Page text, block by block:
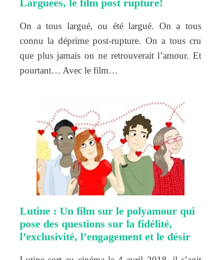
Larguées, le film post rupture!
On a tous largué, ou été largué. On a tous
connu la déprime post-rupture. On a tous cru
que plus jamais on ne retrouverait l’amour. Et
pourtant… Avec le film…
Lutine : Un film sur le polyamour qui
pose des questions sur la fidélité,
l’exclusivité, l’engagement et le désir